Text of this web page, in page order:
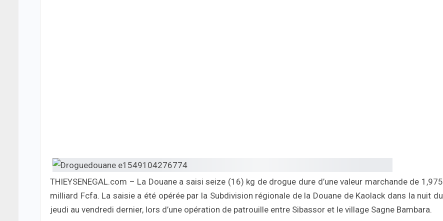
THIEYSENEGAL.com – La Douane a saisi seize (16) kg de drogue dure d’une valeur marchande de 1,975
milliard Fcfa. La saisie a été opérée par la Subdivision régionale de la Douane de Kaolack dans la nuit du
jeudi au vendredi dernier, lors d’une opération de patrouille entre Sibassor et le village Sagne Bambara.